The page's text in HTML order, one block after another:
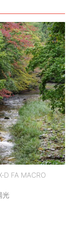
FA MACRO
光